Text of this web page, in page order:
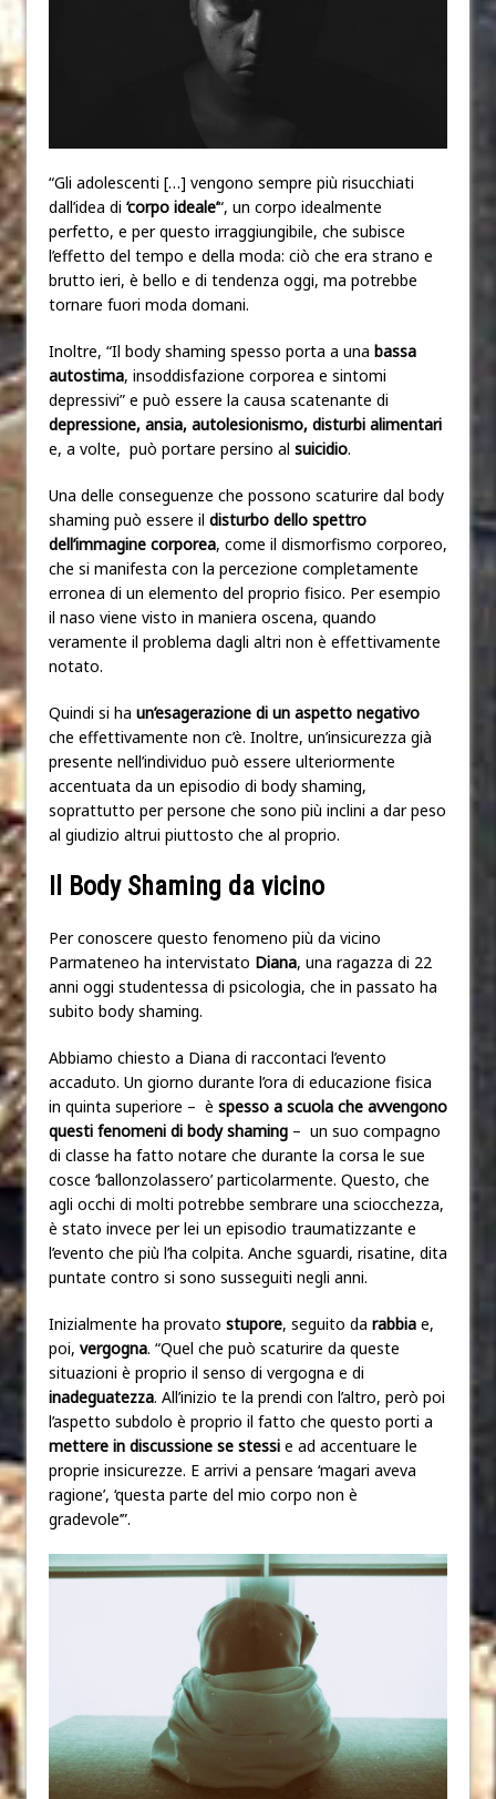
“Gli adolescenti […] vengono sempre più risucchiati
dall’idea di ‘corpo ideale’“, un corpo idealmente
perfetto, e per questo irraggiungibile, che subisce
l’effetto del tempo e della moda: ciò che era strano e
brutto ieri, è bello e di tendenza oggi, ma potrebbe
tornare fuori moda domani.
Inoltre, “Il body shaming spesso porta a una bassa
autostima, insoddisfazione corporea e sintomi
depressivi” e può essere la causa scatenante di
depressione, ansia, autolesionismo, disturbi alimentari
e, a volte, può portare persino al suicidio.
Una delle conseguenze che possono scaturire dal body
shaming può essere il disturbo dello spettro
dell’immagine corporea, come il dismorfismo corporeo,
che si manifesta con la percezione completamente
erronea di un elemento del proprio fisico. Per esempio
il naso viene visto in maniera oscena, quando
veramente il problema dagli altri non è effettivamente
notato.
Quindi si ha un’esagerazione di un aspetto negativo
che effettivamente non c’è. Inoltre, un’insicurezza già
presente nell’individuo può essere ulteriormente
accentuata da un episodio di body shaming,
soprattutto per persone che sono più inclini a dar peso
al giudizio altrui piuttosto che al proprio.
Il Body Shaming da vicino
Per conoscere questo fenomeno più da vicino
Parmateneo ha intervistato Diana, una ragazza di 22
anni oggi studentessa di psicologia, che in passato ha
subito body shaming.
Abbiamo chiesto a Diana di raccontaci l’evento
accaduto. Un giorno durante l’ora di educazione fisica
in quinta superiore – è spesso a scuola che avvengono
questi fenomeni di body shaming – un suo compagno
di classe ha fatto notare che durante la corsa le sue
cosce ‘ballonzolassero’ particolarmente. Questo, che
agli occhi di molti potrebbe sembrare una sciocchezza,
è stato invece per lei un episodio traumatizzante e
l’evento che più l’ha colpita. Anche sguardi, risatine, dita
puntate contro si sono susseguiti negli anni.
Inizialmente ha provato stupore, seguito da rabbia e,
poi, vergogna. “Quel che può scaturire da queste
situazioni è proprio il senso di vergogna e di
inadeguatezza. All’inizio te la prendi con l’altro, però poi
l’aspetto subdolo è proprio il fatto che questo porti a
mettere in discussione se stessi e ad accentuare le
proprie insicurezze. E arrivi a pensare ‘magari aveva
ragione’, ‘questa parte del mio corpo non è
gradevole’”.